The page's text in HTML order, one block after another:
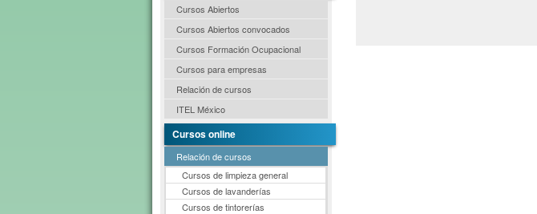
Cursos Abiertos
Cursos Abiertos convocados
Cursos Formación Ocupacional
Cursos para empresas
Relación de cursos
ITEL México
Cursos online
Relación de cursos
Cursos de limpieza general
Cursos de lavanderías
Cursos de tintorerías